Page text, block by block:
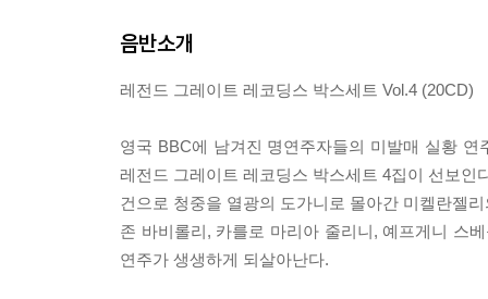
음반소개
레전드 그레이트 레코딩스 박스세트 Vol.4 (20CD)
영국 BBC에 남겨진 명연주자들의 미발매 실황
레전드 그레이트 레코딩스 박스세트 4집이 선보
건으로 청중을 열광의 도가니로 몰아간 미켈란젤
존 바비롤리, 카를로 마리아 줄리니, 예프게니 스
연주가 생생하게 되살아난다.